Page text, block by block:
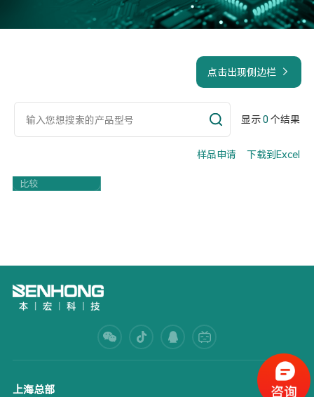
点击出现侧边栏
显示0 个结果
样品申请 下载到Excel
Part Number
比较
上海总部